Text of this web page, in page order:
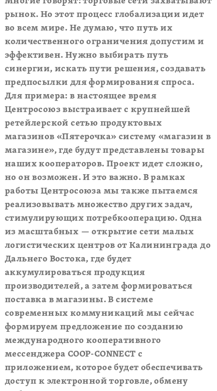
рынок. Но этот процесс глобализации идет
во всем мире. Не думаю, что путь их
количественного ограничения допустим и
эффективен. Нужно выбирать путь
синергии, искать пути решения, создавать
предпосылки для формирования спроса.
Для примера: в настоящее время
Центросоюз выстраивает с крупнейшей
ретейлерской сетью продуктовых
магазинов «Пятерочка» систему «магазин в
магазине», где будут представлены товары
наших кооператоров. Проект идет сложно,
но он возможен. И это важно. В рамках
работы Центросоюза мы также пытаемся
реализовывать множество других задач,
стимулирующих потребкооперацию. Одна
из масштабных — открытие сети малых
логистических центров от Калининграда до
Дальнего Востока, где будет
аккумулироваться продукция
производителей, а затем формироваться
поставка в магазины. В системе
современных коммуникаций мы сейчас
формируем предложение по созданию
международного кооперативного
мессенджера COOP-CONNECT с
приложением, которое будет обеспечивать
доступ к электронной торговле, обмену